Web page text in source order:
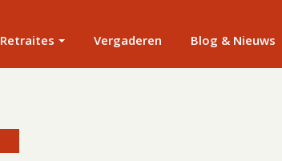
Retraites Vergaderen Blog & Nieuws